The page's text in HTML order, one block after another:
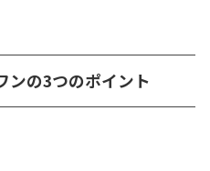
ンの3つのポイント